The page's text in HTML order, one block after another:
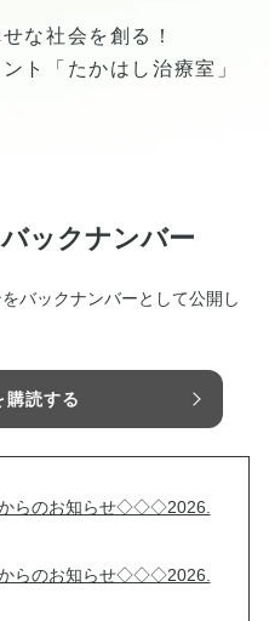
な社会を創る！
ト「たかはし治療室」
ックナンバー
バックナンバーとして公開し
購読する
らのお知らせ◇◇◇2026.
らのお知らせ◇◇◇2026.